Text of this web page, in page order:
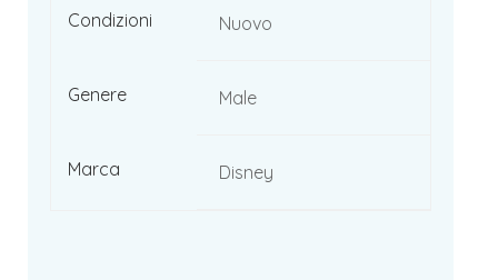
Condizioni Nuovo
Genere Male
Marca Disney